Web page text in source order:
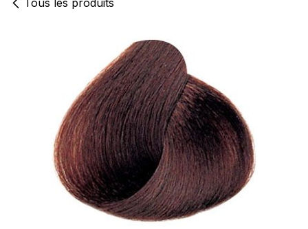
Tous les produits